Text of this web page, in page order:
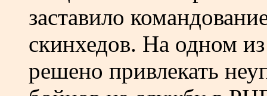
заставило
скинхедов. На одном
решено привлекать